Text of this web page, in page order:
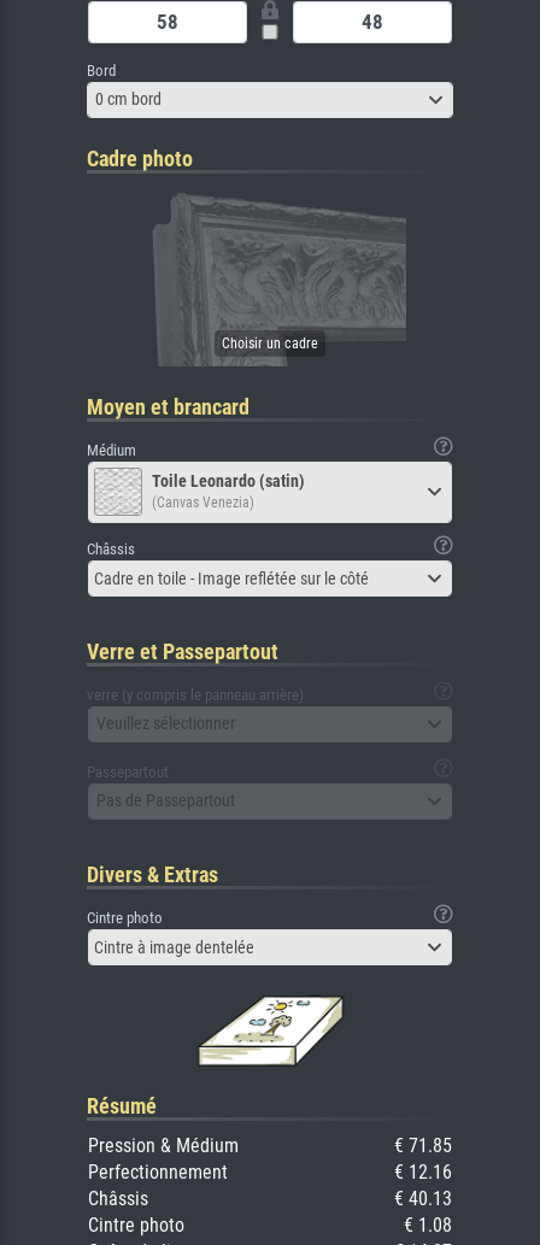
Bord
0 cm bord
Cadre photo
Moyen et brancard
Médium
Toile Leonardo (satin)
(Canvas Venezia)
Châssis
Cadre en toile - Image reflétée sur le côté
Verre et Passepartout
verre (y compris le panneau arrière)
Veuillez sélectionner
Passepartout
Pas de Passepartout
Divers & Extras
Cintre photo
Cintre à image dentelée
Résumé
Pression & Médium
€ 71.85
Perfectionnement
€ 12.16
Châssis
€ 40.13
Cintre photo
€ 1.08